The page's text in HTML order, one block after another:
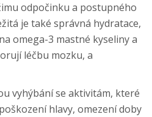
odpočinku a postupného
je také správná hydratace,
omega-3 mastné kyseliny a
léčbu mozku, a
vyhýbání se aktivitám, které
hlavy, omezení doby